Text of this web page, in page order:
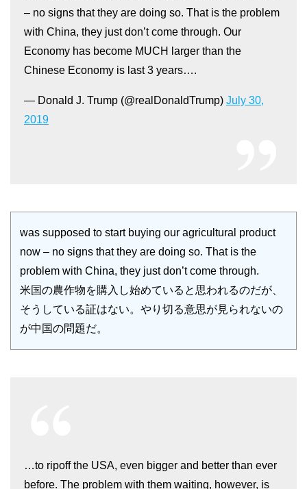
– no signs that they are doing so. That is the problem
with China, they just don’t come through. Our
Economy has become MUCH larger than the
Chinese Economy is last 3 years….
— Donald J. Trump (@realDonaldTrump) July 30,
2019
was supposed to start buying our agricultural product
now – no signs that they are doing so. That is the
problem with China, they just don’t come through.
米国の農作物を購入し始めていると思われるのだが、
そうしている証はない。やり切る意思が見られないの
が中国の問題だ。
…to ripoff the USA, even bigger and better than ever
before. The problem with them waiting, however, is